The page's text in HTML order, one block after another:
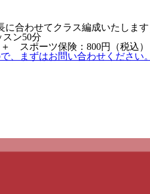
合わせてクラス編成いたします
ン50分
スポーツ保険：800円（税込）
、まずはお問い合わせください。